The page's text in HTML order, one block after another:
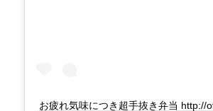
お疲れ気味につき超手抜き弁当 http://